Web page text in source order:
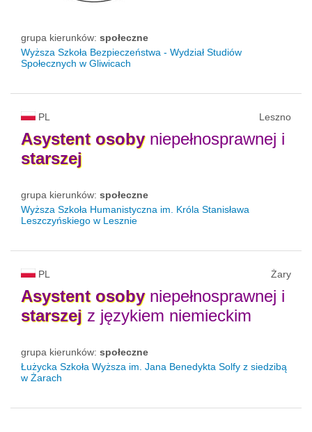
grupa kierunków: społeczne
Wyższa Szkoła Bezpieczeństwa - Wydział Studiów
Społecznych w Gliwicach
PL Leszno
Asystent osobyniepełnosprawnej i
starszej
grupa kierunków: społeczne
Wyższa Szkoła Humanistyczna im. Króla Stanisława
Leszczyńskiego w Lesznie
PL Żary
Asystent osobyniepełnosprawnej i
starszej z językiem niemieckim
grupa kierunków: społeczne
Łużycka Szkoła Wyższa im. Jana Benedykta Solfy z siedzibą
w Żarach